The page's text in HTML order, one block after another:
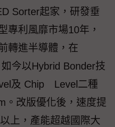
Sorter起家，研發垂
專利風靡市場10年，
轉進半導體，在
今以Hybrid Bonder技
及 Chip Level二種
。改版優化後，速度提
上，產能超越國際大